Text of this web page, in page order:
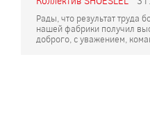
Рады, что результат труда
нашей фабрики получил
доброго, с уважением,